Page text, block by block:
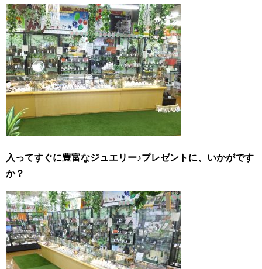
入ってすぐに豊富なジュエリー♪プレゼントに、いかがです
か？